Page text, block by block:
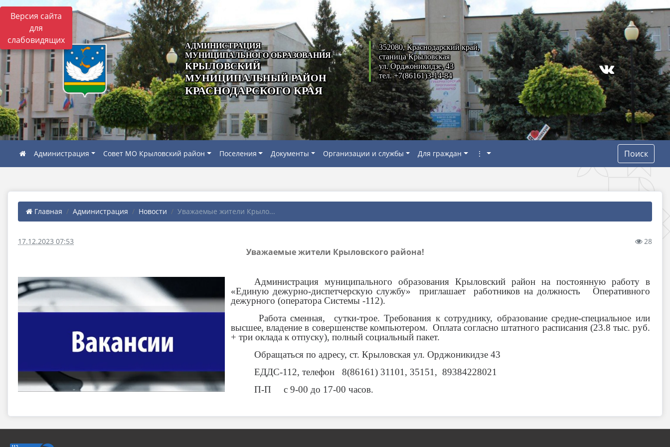
Версия сайта
для
слабовидящих
АДМИНИСТРАЦИЯ
МУНИЦИПАЛЬНОГО ОБРАЗОВАНИЯ
КРЫЛОВСКИЙ
МУНИЦИПАЛЬНЫЙ РАЙОН
КРАСНОДАРСКОГО КРАЯ
352080, Краснодарский край,
станица Крыловская
ул. Орджоникидзе, 43
тел. +7(86161)3-14-84
Администрация Совет МО Крыловский район Поселения Документы Организации и службы Для граждан ⋮ Поиск
Главная Администрация Новости Уважаемые жители Крыло...
17.12.2023 07:53 28
Уважаемые жители Крыловского района!
Администрация муниципального образования Крыловский район на постоянную работу в
«Единую дежурно-диспетчерскую службу» приглашает работников на должность Оперативного
дежурного (оператора Системы -112).
Работа сменная, сутки-трое. Требования к сотруднику, образование средне-специальное или
высшее, владение в совершенстве компьютером. Оплата согласно штатного расписания (23.8 тыс. руб.
+ три оклада к отпуску), полный социальный пакет.
Обращаться по адресу, ст. Крыловская ул. Орджоникидзе 43
ЕДДС-112, телефон 8(86161) 31101, 35151, 89384228021
П-П с 9-00 до 17-00 часов.